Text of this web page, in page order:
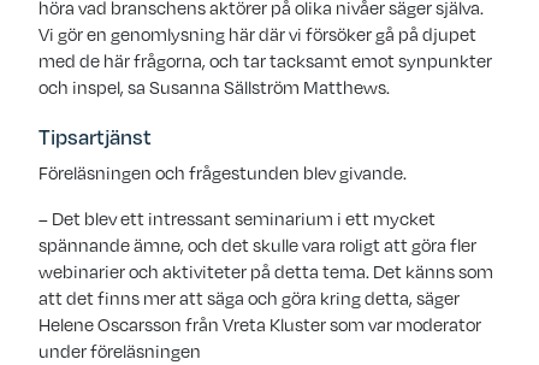
höra vad branschens aktörer på olika nivåer säger själva.
Vi gör en genomlysning här där vi försöker gå på djupet
med de här frågorna, och tar tacksamt emot synpunkter
och inspel, sa Susanna Sällström Matthews.
Tipsartjänst
Föreläsningen och frågestunden blev givande.
– Det blev ett intressant seminarium i ett mycket
spännande ämne, och det skulle vara roligt att göra fler
webinarier och aktiviteter på detta tema. Det känns som
att det finns mer att säga och göra kring detta, säger
Helene Oscarsson från Vreta Kluster som var moderator
under föreläsningen